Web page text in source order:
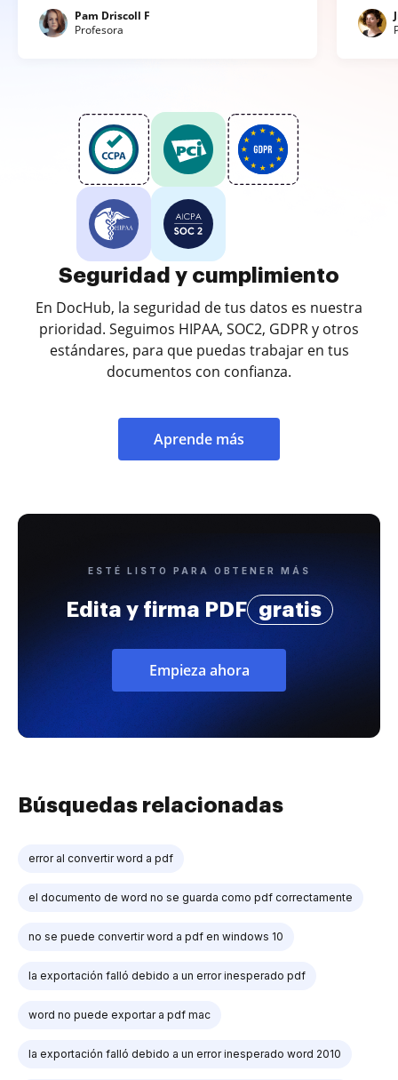
Pam Driscoll F
Profesora
Seguridad y cumplimiento
En DocHub, la seguridad de tus datos es nuestra
prioridad. Seguimos HIPAA, SOC2, GDPR y otros
estándares, para que puedas trabajar en tus
documentos con confianza.
Aprende más
ESTÉ LISTO PARA OBTENER MÁS
Edita y firma PDF gratis
Empieza ahora
Búsquedas relacionadas
error al convertir word a pdf
el documento de word no se guarda como pdf correctamente
no se puede convertir word a pdf en windows 10
la exportación falló debido a un error inesperado pdf
word no puede exportar a pdf mac
la exportación falló debido a un error inesperado word 2010